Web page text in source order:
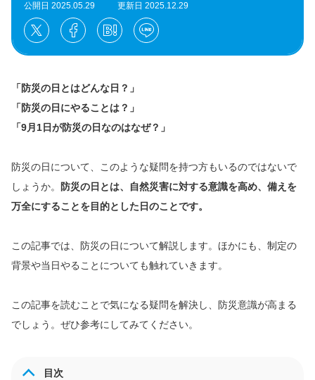
公開日 2025.05.29 更新日 2025.12.29
「防災の日とはどんな日？」
「防災の日にやることは？」
「9月1日が防災の日なのはなぜ？」
防災の日について、このような疑問を持つ方もいるのではないで
しょうか。
防災の日とは、自然災害に対する意識を高め、備えを
万全にすることを目的とした日のことです。
この記事では、防災の日について解説します。ほかにも、制定の
背景や当日やることについても触れていきます。
この記事を読むことで気になる疑問を解決し、防災意識が高まる
でしょう。ぜひ参考にしてみてください。
目次